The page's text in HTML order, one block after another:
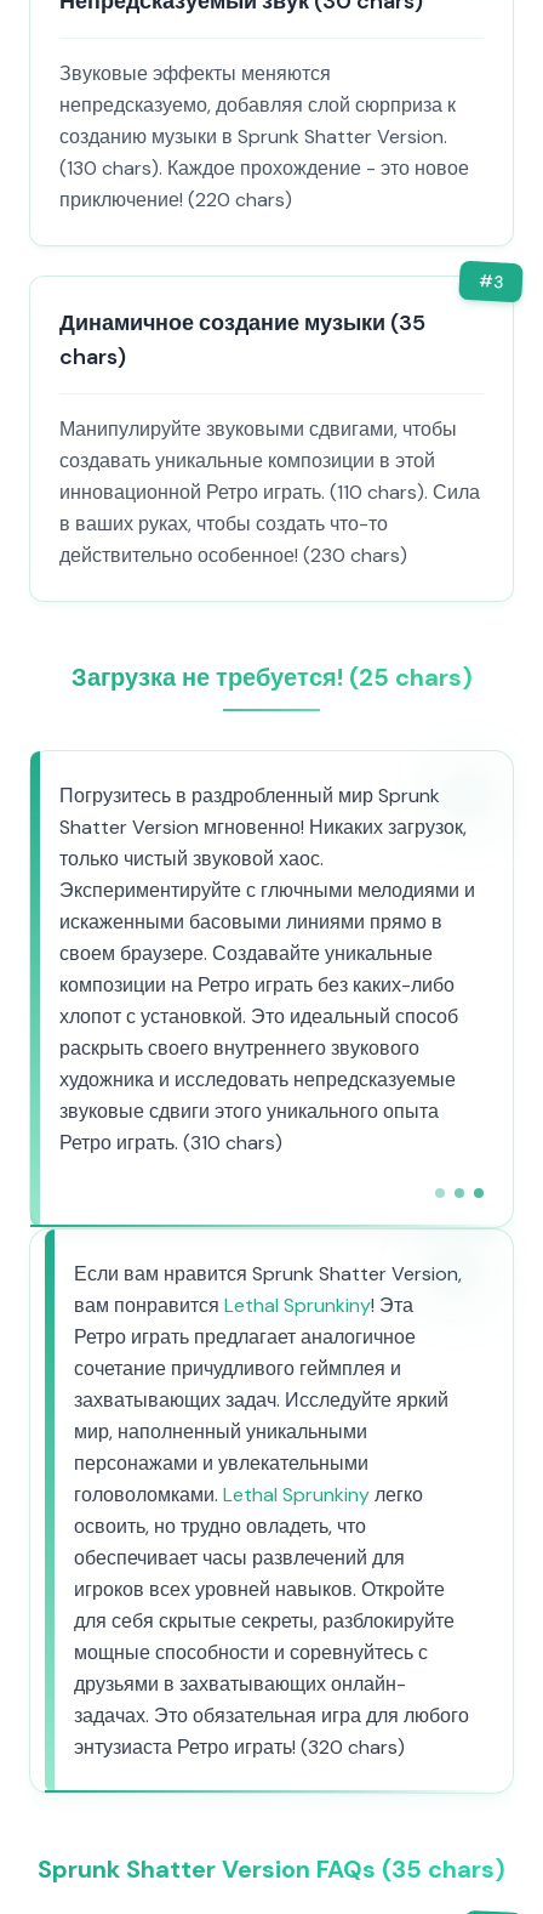
Звуковые эффекты меняются
непредсказуемо, добавляя слой сюрприза к
созданию музыки в Sprunk Shatter Version.
(130 chars). Каждое прохождение - это новое
приключение! (220 chars)
#3
Динамичное создание музыки (35
chars)
Манипулируйте звуковыми сдвигами, чтобы
создавать уникальные композиции в этой
инновационной Ретро играть. (110 chars). Сила
в ваших руках, чтобы создать что-то
действительно особенное! (230 chars)
Загрузка не требуется! (25 chars)
Погрузитесь в раздробленный мир Sprunk
Shatter Version мгновенно! Никаких загрузок,
только чистый звуковой хаос.
Экспериментируйте с глючными мелодиями и
искаженными басовыми линиями прямо в
своем браузере. Создавайте уникальные
композиции на Ретро играть без каких-либо
хлопот с установкой. Это идеальный способ
раскрыть своего внутреннего звукового
художника и исследовать непредсказуемые
звуковые сдвиги этого уникального опыта
Ретро играть. (310 chars)
Если вам нравится Sprunk Shatter Version,
вам понравится Lethal Sprunkiny! Эта
Ретро играть предлагает аналогичное
сочетание причудливого геймплея и
захватывающих задач. Исследуйте яркий
мир, наполненный уникальными
персонажами и увлекательными
головоломками. Lethal Sprunkinyлегко
освоить, но трудно овладеть, что
обеспечивает часы развлечений для
игроков всех уровней навыков. Откройте
для себя скрытые секреты, разблокируйте
мощные способности и соревнуйтесь с
друзьями в захватывающих онлайн-
задачах. Это обязательная игра для любого
энтузиаста Ретро играть! (320 chars)
Sprunk Shatter Version FAQs (35 chars)